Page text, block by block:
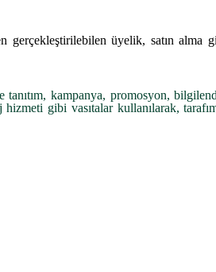
üyelik, satın alma
kampanya, promosyon,
gibi vasıtalar kullanılarak,